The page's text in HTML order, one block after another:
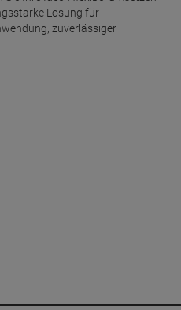
Lösung für
zuverlässiger